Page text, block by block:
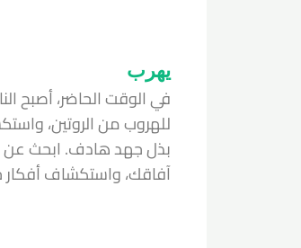
يهرب
في الوقت الحاضر، أصبح
للهروب من الروتين،
بذل جهد هادف. ابحث عن
آفاقك، واستكشاف أفكار